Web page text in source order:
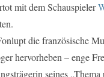
mit dem Schauspieler
die französische
hervorheben – enge
seines